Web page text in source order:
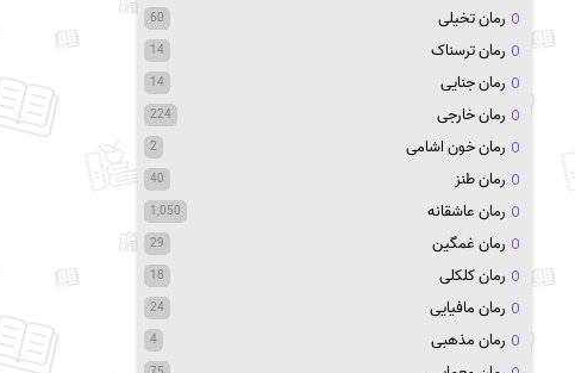
رمان تخیلی 60
رمان ترسناک 14
رمان جنایی 14
رمان خارجی 224
رمان خون اشامی 2
رمان طنز 40
رمان عاشقانه 1,050
رمان غمگین 29
رمان کلکلی 18
رمان مافیایی 24
رمان مذهبی 4